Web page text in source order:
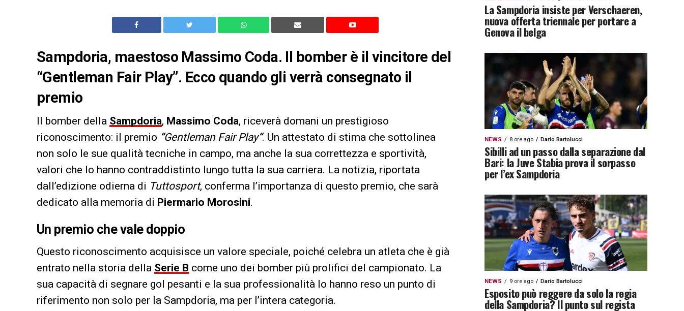
Sampdoria, maestoso Massimo Coda. Il bomber è il vincitore del
“Gentleman Fair Play”. Ecco quando gli verrà consegnato il
premio
Il bomber della Sampdoria, Massimo Coda, riceverà domani un prestigioso
riconoscimento: il premio “Gentleman Fair Play“. Un attestato di stima che sottolinea
non solo le sue qualità tecniche in campo, ma anche la sua correttezza e sportività,
valori che lo hanno contraddistinto lungo tutta la sua carriera. La notizia, riportata
dall’edizione odierna di Tuttosport, conferma l’importanza di questo premio, che sarà
dedicato alla memoria di Piermario Morosini.
Un premio che vale doppio
Questo riconoscimento acquisisce un valore speciale, poiché celebra un atleta che è già
entrato nella storia della Serie B come uno dei bomber più prolifici del campionato. La
sua capacità di segnare gol pesanti e la sua professionalità lo hanno reso un punto di
riferimento non solo per la Sampdoria, ma per l’intera categoria.
La Sampdoria insiste per Verschaeren,
nuova offerta triennale per portare a
Genova il belga
NEWS 8 ore ago Dario Bartolucci
Sibilli ad un passo dalla separazione dal
Bari: la Juve Stabia prova il sorpasso
per l’ex Sampdoria
NEWS 9 ore ago Dario Bartolucci
Esposito può reggere da solo la regia
della Sampdoria? Il punto sul regista